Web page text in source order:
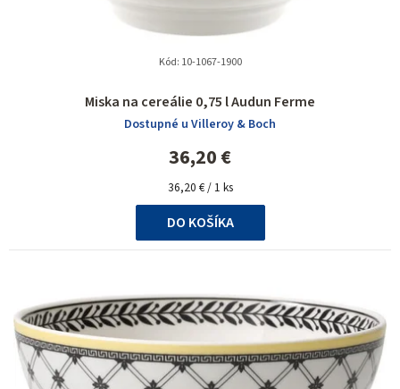
Miska na cereálie 0,75 l Audun Ferme
Dostupné u Villeroy & Boch
36,20 €
Jednotková
cena:
36,20 € / 1 ks
DO KOŠÍKA
Kód: 10-1067-1900